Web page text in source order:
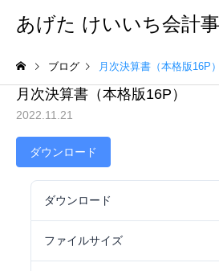
あげた けいいち会計
ブログ 月次決算書（本格版16P）
月次決算書（本格版16P）
2022.11.21
ダウンロード
ダウンロード
ファイルサイズ